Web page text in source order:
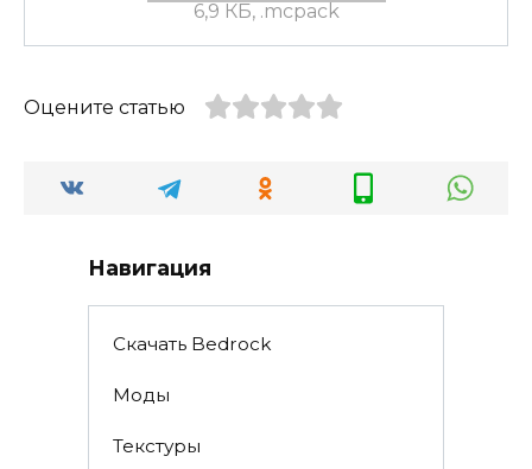
6,9 КБ, .mcpack
Оцените статью
Навигация
Скачать Bedrock
Моды
Текстуры